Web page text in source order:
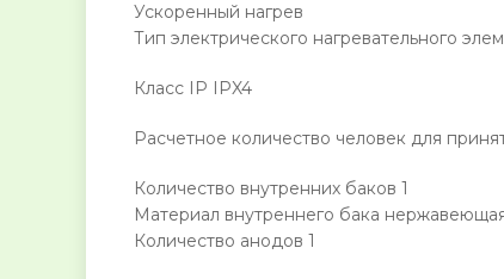
Ускоренный нагрев
Тип электрического нагревательного
Класс IP IPX4
Расчетное количество человек для
Количество внутренних баков 1
Материал внутреннего бака
Количество анодов 1